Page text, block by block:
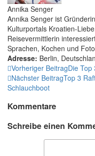
Annika Senger
Annika Senger ist
Kulturportals Kroatien-
Reisevermittlerin
Sprachen, Kochen und
Adresse: Berlin,
Vorheriger BeitragDie Top
Nächster BeitragTop 3
Schlauchboot
Kommentare
Schreibe einen